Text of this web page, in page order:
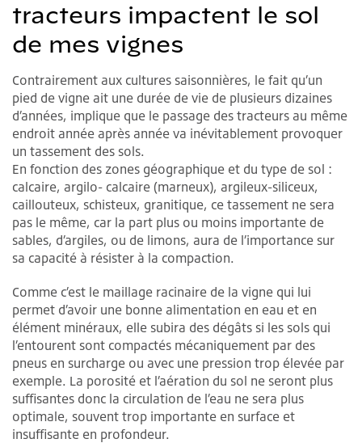
tracteurs impactent le sol
de mes vignes
Contrairement aux cultures saisonnières, le fait qu’un
pied de vigne ait une durée de vie de plusieurs dizaines
d’années, implique que le passage des tracteurs au même
endroit année après année va inévitablement provoquer
un tassement des sols.
En fonction des zones géographique et du type de sol :
calcaire, argilo- calcaire (marneux), argileux-siliceux,
caillouteux, schisteux, granitique, ce tassement ne sera
pas le même, car la part plus ou moins importante de
sables, d’argiles, ou de limons, aura de l’importance sur
sa capacité à résister à la compaction.
Comme c’est le maillage racinaire de la vigne qui lui
permet d’avoir une bonne alimentation en eau et en
élément minéraux, elle subira des dégâts si les sols qui
l’entourent sont compactés mécaniquement par des
pneus en surcharge ou avec une pression trop élevée par
exemple. La porosité et l’aération du sol ne seront plus
suffisantes donc la circulation de l’eau ne sera plus
optimale, souvent trop importante en surface et
insuffisante en profondeur.